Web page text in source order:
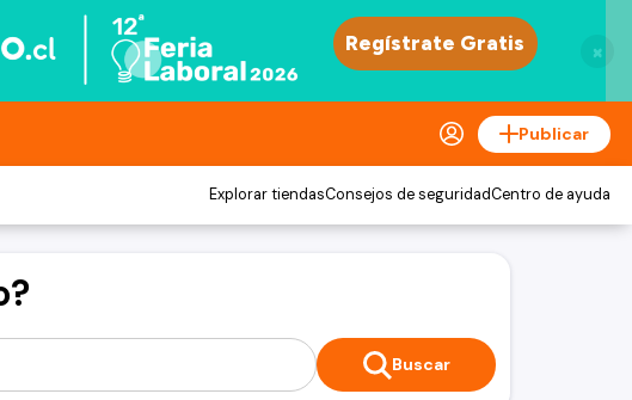
×
Publicar
Explorar tiendasConsejos de seguridadCentro de ayuda
Buscar